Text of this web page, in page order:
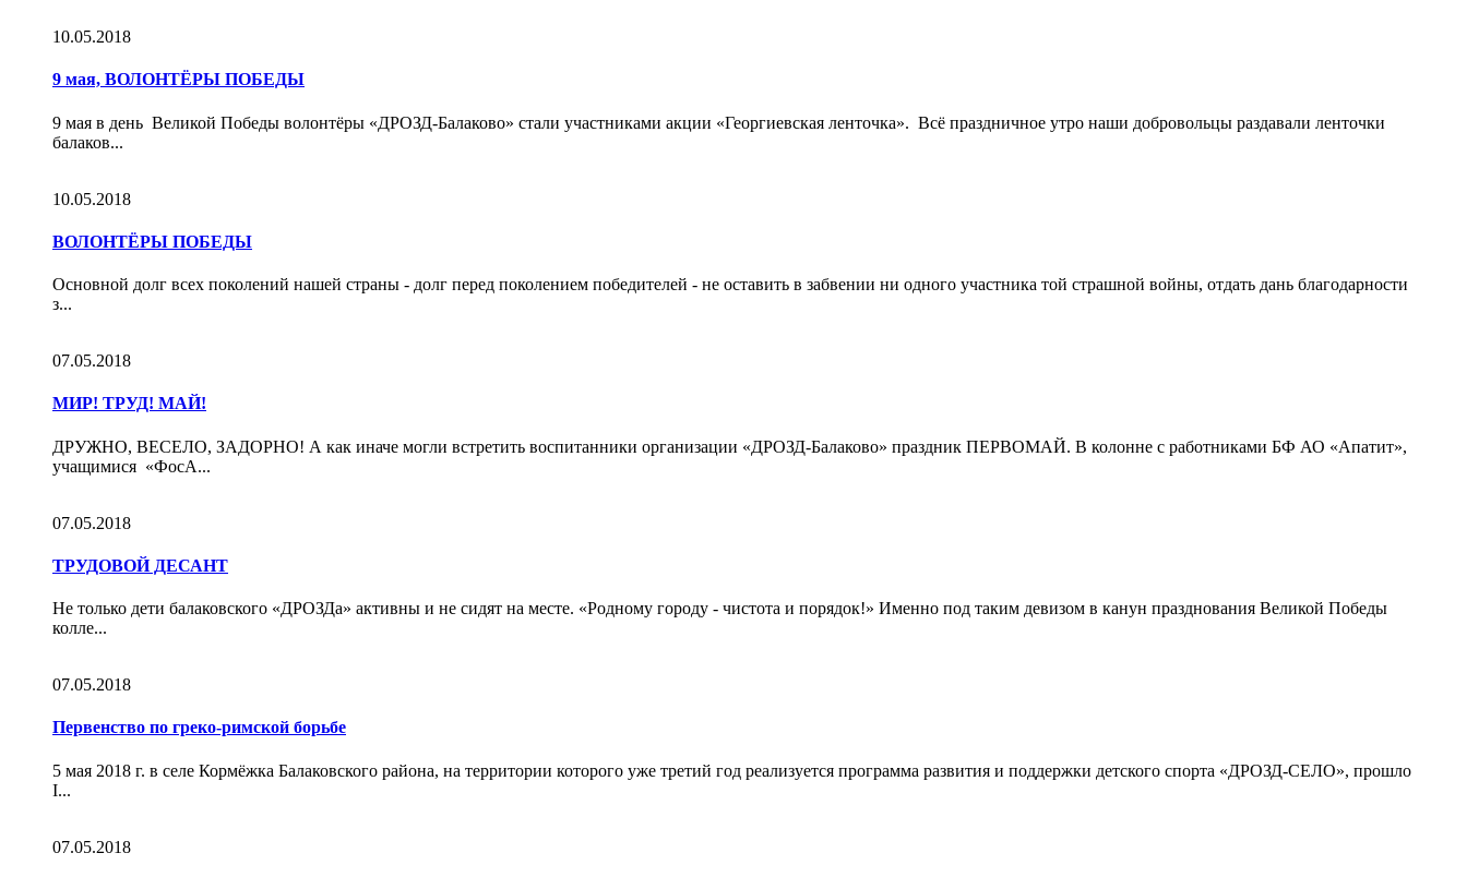
10.05.2018
9 мая, ВОЛОНТЁРЫ ПОБЕДЫ
9 мая в день Великой Победы волонтёры «ДРОЗД-Балаково» стали участниками акции «Георгиевская ленточка». Всё праздничное утро наши добровольцы раздавали ленточки
балаков...
10.05.2018
ВОЛОНТЁРЫ ПОБЕДЫ
Основной долг всех поколений нашей страны - долг перед поколением победителей - не оставить в забвении ни одного участника той страшной войны, отдать дань благодарности
з...
07.05.2018
МИР! ТРУД! МАЙ!
ДРУЖНО, ВЕСЕЛО, ЗАДОРНО! А как иначе могли встретить воспитанники организации «ДРОЗД-Балаково» праздник ПЕРВОМАЙ. В колонне с работниками БФ АО «Апатит»,
учащимися «ФосА...
07.05.2018
ТРУДОВОЙ ДЕСАНТ
Не только дети балаковского «ДРОЗДа» активны и не сидят на месте. «Родному городу - чистота и порядок!» Именно под таким девизом в канун празднования Великой Победы
колле...
07.05.2018
Первенство по греко-римской борьбе
5 мая 2018 г. в селе Кормёжка Балаковского района, на территории которого уже третий год реализуется программа развития и поддержки детского спорта «ДРОЗД-СЕЛО», прошло
I...
07.05.2018